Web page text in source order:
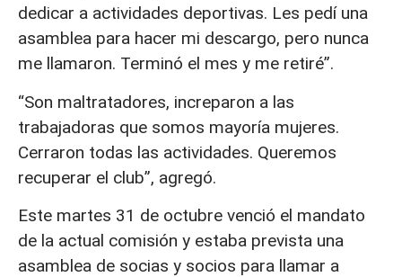
dedicar a actividades deportivas. Les pedí una
asamblea para hacer mi descargo, pero nunca
me llamaron. Terminó el mes y me retiré”.
“Son maltratadores, increparon a las
trabajadoras que somos mayoría mujeres.
Cerraron todas las actividades. Queremos
recuperar el club”, agregó.
Este martes 31 de octubre venció el mandato
de la actual comisión y estaba prevista una
asamblea de socias y socios para llamar a